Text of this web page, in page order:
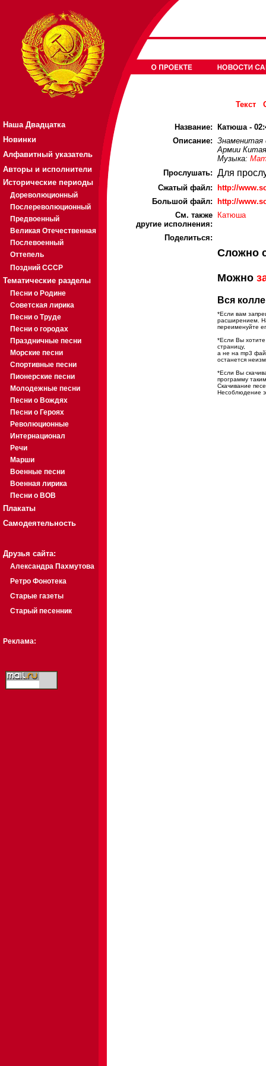
Наша Двадцатка
Новинки
Алфавитный указатель
Авторы и исполнители
Исторические периоды
Дореволюционный
Послереволюционный
Предвоенный
Великая Отечественная
Послевоенный
Оттепель
Поздний СССР
Тематические разделы
Песни о Родине
Советская лирика
Песни о Труде
Песни о городах
Праздничные песни
Морские песни
Спортивные песни
Пионерские песни
Молодежные песни
Песни о Вождях
Песни о Героях
Революционные
Интернационал
Речи
Марши
Военные песни
Военная лирика
Песни о ВОВ
Плакаты
Самодеятельность
Друзья сайта:
Александра Пахмутова
Ретро Фонотека
Старые газеты
Старый песенник
Реклама:
Текст
Название:
Катюша -
Описание: Знаменитая
Армии
Музыка:
Прослушать: Для
Cжатый файл:
http://
Большой файл:
http://
См. также
другие исполнения:
Катюша
Поделиться:
Сложно
Можно
Вся
*Если вам
расширением.
переименуйте
*Если Вы
страницу,
а не на mp3
останется
*Если Вы
программу
Скачивание
Несоблюдение